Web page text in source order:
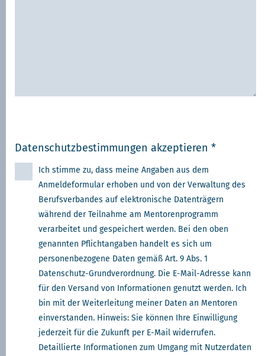
Datenschutzbestimmungen akzeptieren *
Ich stimme zu, dass meine Angaben aus dem
Anmeldeformular erhoben und von der Verwaltung des
Berufsverbandes auf elektronische Datenträgern
während der Teilnahme am Mentorenprogramm
verarbeitet und gespeichert werden. Bei den oben
genannten Pflichtangaben handelt es sich um
personenbezogene Daten gemäß Art. 9 Abs. 1
Datenschutz-Grundverordnung. Die E-Mail-Adresse kann
für den Versand von Informationen genutzt werden. Ich
bin mit der Weiterleitung meiner Daten an Mentoren
einverstanden. Hinweis: Sie können Ihre Einwilligung
jederzeit für die Zukunft per E-Mail widerrufen.
Detaillierte Informationen zum Umgang mit Nutzerdaten